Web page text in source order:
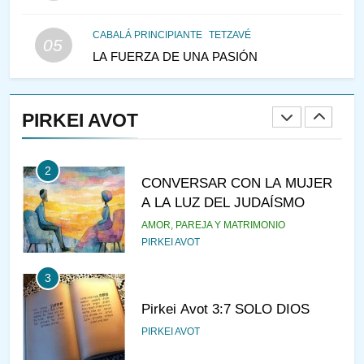
05
CABALÁ PRINCIPIANTE TETZAVÉ
LA FUERZA DE UNA PASIÓN
PIRKEI AVOT
1
RAZI ¿QUIÉN ES SABIO?
2
CONVERSAR CON LA MUJER
A LA LUZ DEL JUDAÍSMO
AMOR, PAREJA Y MATRIMONIO
PIRKEI AVOT
3
Pirkei Avot 3:7 SOLO DIOS
PIRKEI AVOT